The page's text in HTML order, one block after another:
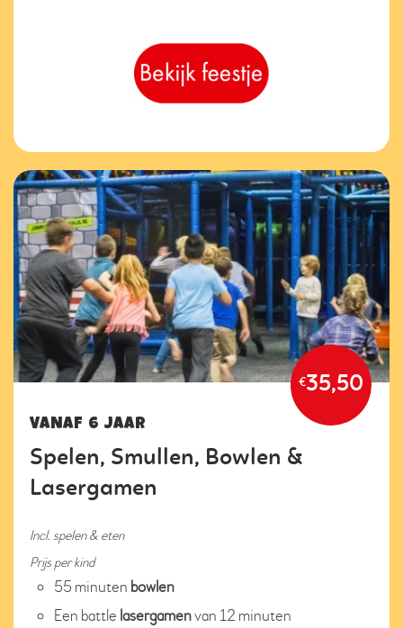
€35,50
VANAF 6 JAAR
Spelen, Smullen, Bowlen &
Lasergamen
Incl. spelen & eten
Prijs per kind
55 minuten bowlen
Een battle lasergamenvan 12 minuten